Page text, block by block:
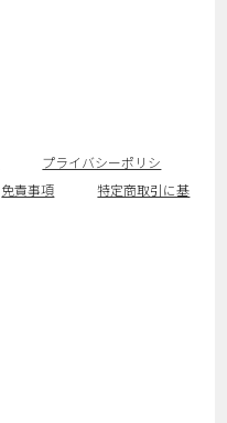
プライバシーポリシ
免責事項
特定商取引に基